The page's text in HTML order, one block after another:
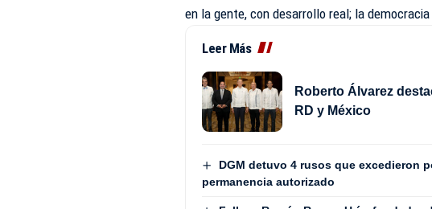
en la gente, con desarrollo real; la
Leer Más
Roberto Álvarez
RD y México
DGM detuvo 4 rusos que excedieron
permanencia autorizado